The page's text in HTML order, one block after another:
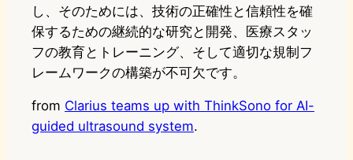
し、そのためには、技術の正確性と信頼性を確
保するための継続的な研究と開発、医療スタッ
フの教育とトレーニング、そして適切な規制フ
レームワークの構築が不可欠です。
from Clarius teams up with ThinkSono for AI-
guided ultrasound system.